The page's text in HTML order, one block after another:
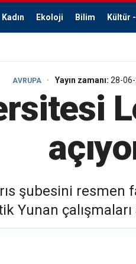
Kadın Ekoloji Bilim Kültür
AVRUPA Yayın zamanı: 28-
şubesini
Yunan